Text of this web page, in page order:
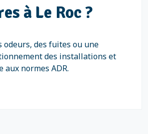
à Le Roc ?
odeurs, des fuites ou une
des installations et
normes ADR.